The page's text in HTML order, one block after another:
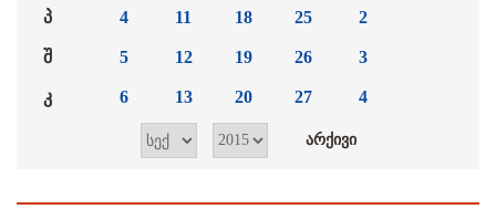
პ
შ
კ
4
5
6
11
12
13
18
19
20
25
26
27
2
3
4